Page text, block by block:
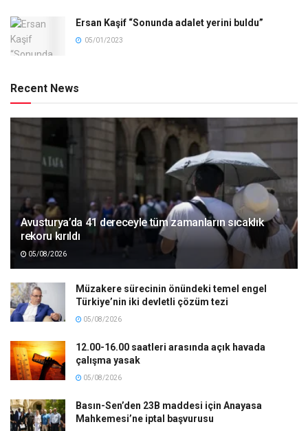
Ersan Kaşif “Sonunda adalet yerini buldu”
05/01/2023
Recent News
Avusturya’da 41 dereceyle tüm zamanların sıcaklık
rekoru kırıldı
05/08/2026
Müzakere sürecinin önündeki temel engel
Türkiye’nin iki devletli çözüm tezi
05/08/2026
12.00-16.00 saatleri arasında açık havada
çalışma yasak
05/08/2026
Basın-Sen’den 23B maddesi için Anayasa
Mahkemesi’ne iptal başvurusu